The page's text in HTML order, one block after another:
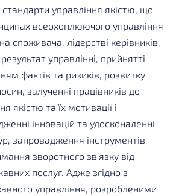
стандарти управління якістю, що
всеохоплюючого управління
споживача, лідерстві керівників,
управлінні, прийнятті
фактів та ризиків, розвитку
залученні працівників до
якістю та їх мотивації і
інновацій та удосконаленні
запровадження інструментів
зворотного зв’язку від
послуг. Адже згідно з
управління, розробленими